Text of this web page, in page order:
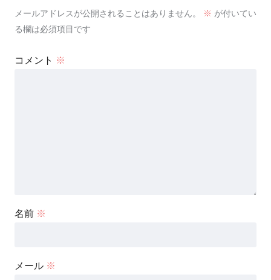
メールアドレスが公開されることはありません。 ※ が付いてい
る欄は必須項目です
コメント ※
名前 ※
メール ※